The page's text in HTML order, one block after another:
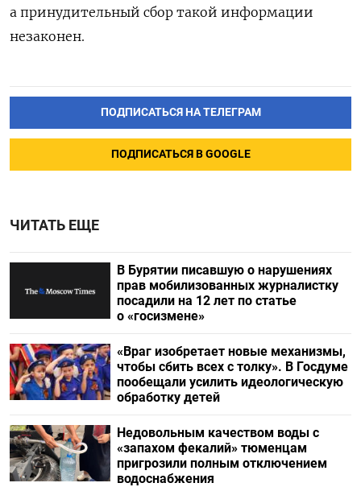
а принудительный сбор такой информации
незаконен.
ПОДПИСАТЬСЯ НА ТЕЛЕГРАМ
ПОДПИСАТЬСЯ В GOOGLE
ЧИТАТЬ ЕЩЕ
В Бурятии писавшую о нарушениях
прав мобилизованных журналистку
посадили на 12 лет по статье
о «госизмене»
«Враг изобретает новые механизмы,
чтобы сбить всех с толку». В Госдуме
пообещали усилить идеологическую
обработку детей
Недовольным качеством воды с
«запахом фекалий» тюменцам
пригрозили полным отключением
водоснабжения